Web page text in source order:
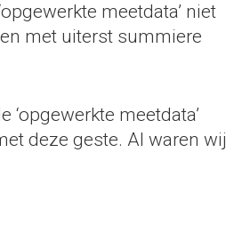
meetdata’ niet
met uiterst summiere
meetdata’
deze geste. Al waren wij